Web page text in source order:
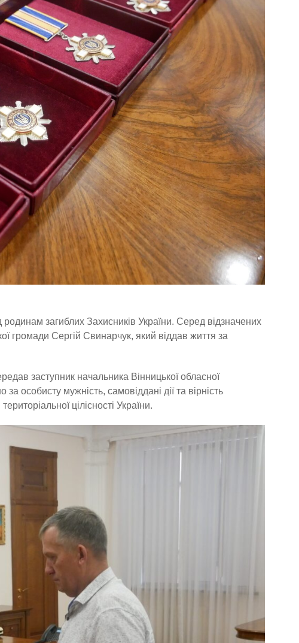
загиблих Захисників України. Серед відзначених
громади Сергій Свинарчук, який віддав життя за
заступник начальника Вінницької обласної
особисту мужність, самовіддані дії та вірність
цілісності України.